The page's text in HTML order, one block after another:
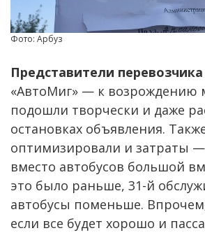
Фото: Арбуз
Представители перевозчика
«АвтоМиг» — к возрождению
подошли творчески и даже
остановках объявления.
оптимизировали и затраты —
вместо автобусов большой
это было раньше, 31-й
автобусы поменьше.
если все будет хорошо и